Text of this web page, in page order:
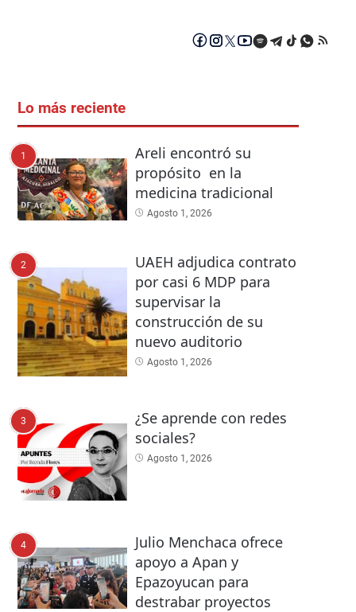
Lo más reciente
1
Areli encontró su
propósito en la
medicina tradicional
Agosto 1, 2026
2
UAEH adjudica contrato
por casi 6 MDP para
supervisar la
construcción de su
nuevo auditorio
Agosto 1, 2026
3
¿Se aprende con redes
sociales?
Agosto 1, 2026
4
Julio Menchaca ofrece
apoyo a Apan y
Epazoyucan para
destrabar proyectos